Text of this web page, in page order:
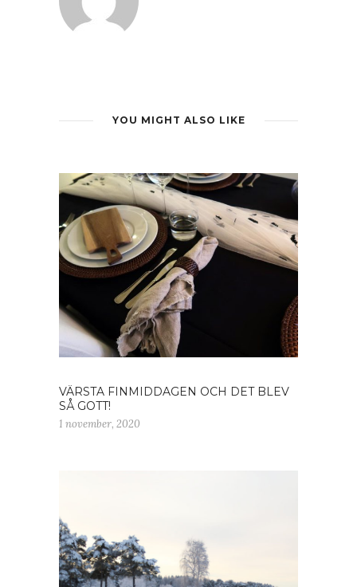
YOU MIGHT ALSO LIKE
VÄRSTA FINMIDDAGEN OCH DET BLEV
SÅ GOTT!
1 november, 2020